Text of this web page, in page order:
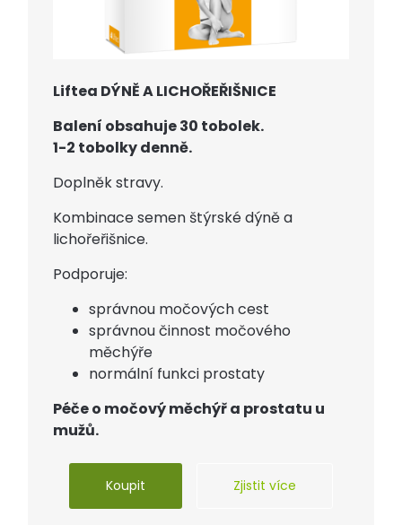
Liftea DÝNĚ A LICHOŘEŘIŠNICE
Balení obsahuje 30 tobolek.
1-2 tobolky denně.
Doplněk stravy.
Kombinace semen štýrské dýně a
lichořeřišnice.
Podporuje:
správnou močových cest
správnou činnost močového
měchýře
normální funkci prostaty
Péče o močový měchýř a prostatu u
mužů.
Koupit Zjistit více